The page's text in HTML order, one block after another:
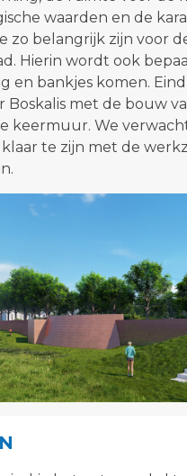
waarden en de
zo belangrijk zijn voor
Hierin wordt ook
en bankjes komen.
Boskalis met de bouw
keermuur. We
te zijn met de